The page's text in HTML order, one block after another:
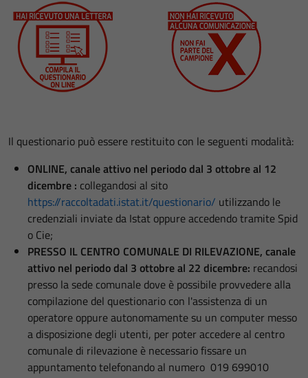
Il questionario può essere restituito con le seguenti modalità:
ONLINE, canale attivo nel periodo dal 3 ottobre al 12
dicembre : collegandosi al sito
https://raccoltadati.istat.it/questionario/ utilizzando le
credenziali inviate da Istat oppure accedendo tramite Spid
o Cie;
PRESSO IL CENTRO COMUNALE DI RILEVAZIONE, canale
attivo nel periodo dal 3 ottobre al 22 dicembre: recandosi
presso la sede comunale dove è possibile provvedere alla
compilazione del questionario con l'assistenza di un
operatore oppure autonomamente su un computer messo
a disposizione degli utenti, per poter accedere al centro
comunale di rilevazione è necessario fissare un
appuntamento telefonando al numero 019 699010